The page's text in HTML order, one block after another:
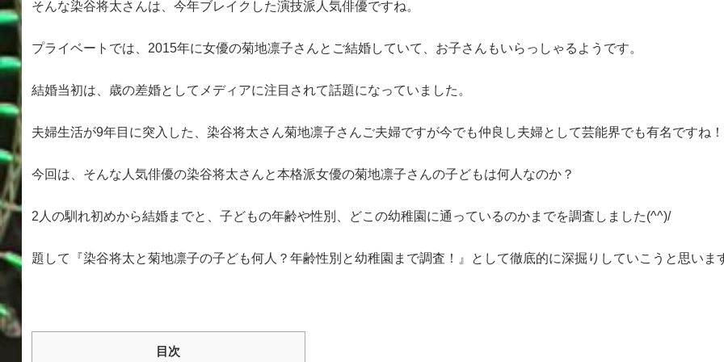
そんな染谷将太さんは、今年ブレイクした演技派人気俳優ですね。
プライベートでは、2015年に女優の菊地凛子さんとご結婚していて、お子さんもいらっしゃるようです。
結婚当初は、歳の差婚としてメディアに注目されて話題になっていました。
夫婦生活が9年目に突入した、染谷将太さん菊地凛子さんご夫婦ですが今でも仲良し夫婦として芸能界でも有名ですね！
今回は、そんな人気俳優の染谷将太さんと本格派女優の菊地凛子さんの子どもは何人なのか？
2人の馴れ初めから結婚までと、子どもの年齢や性別、どこの幼稚園に通っているのかまでを調査しました(^^)/
題して『染谷将太と菊地凛子の子ども何人？年齢性別と幼稚園まで調査！』として徹底的に深掘りしていこうと思いま
目次